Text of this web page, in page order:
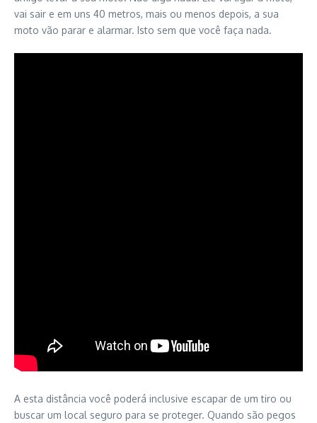
vai sair e em uns 40 metros, mais ou menos depois, a sua
moto vão parar e alarmar. Isto sem que você faça nada.
A esta distância você poderá inclusive escapar de um tiro ou
buscar um local seguro para se proteger. Quando são pegos